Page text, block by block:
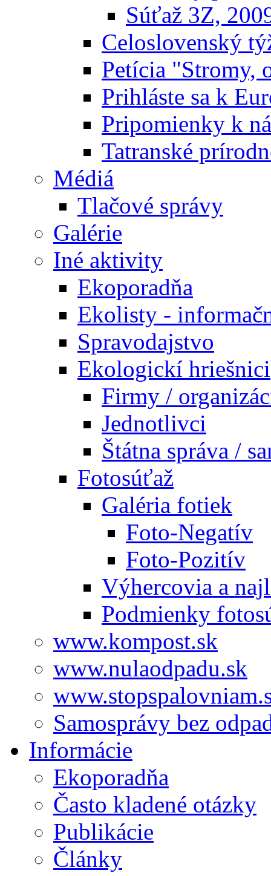
Súťaž 3Z,
Celoslovenský
Petícia "Stromy,
Prihláste sa k
Pripomienky k
Tatranské
Médiá
Tlačové správy
Galérie
Iné aktivity
Ekoporadňa
Ekolisty -
Spravodajstvo
Ekologickí hriešnici
Firmy /
Jednotlivci
Štátna správa /
Fotosúťaž
Galéria fotiek
Foto-Negatív
Foto-Pozitív
Výhercovia a
Podmienky
www.kompost.sk
www.nulaodpadu.sk
Samosprávy bez
Informácie
Ekoporadňa
Často kladené otázky
Publikácie
Články